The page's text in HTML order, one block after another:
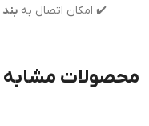
✔️ امکان اتصال به بند Crossbody Strap
محصولات مشابه